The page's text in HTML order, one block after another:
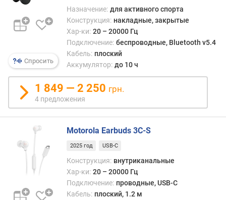
с
)
щ
н
о
с
т
ь
В
т
и
Спросить
Назначение: для активного спорта
Конструкция: накладные, закрытые
Хар-ки: 20 – 20000 Гц
Подключение: беспроводные, Bluetooth v5.4
Кабель: плоский
Аккумулятор: до 10 ч
1 849 — 2 250 грн.
4 предложения
Motorola Earbuds 3C-S
2025 год USB-C
Конструкция: внутриканальные
Хар-ки: 20 – 20000 Гц
Подключение: проводные, USB-C
Кабель: плоский, 1.2 м